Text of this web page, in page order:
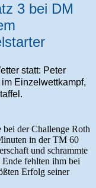
3 bei DM
statt: Peter
Einzelwettkampf,
der Challenge Roth
in der TM 60
und schrammte
fehlten ihm bei
Erfolg seiner